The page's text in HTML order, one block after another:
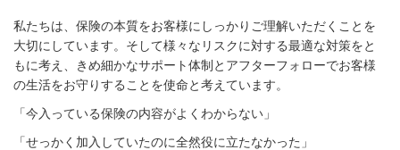
私たちは、保険の本質をお客様にしっかりご理解いただくことを
大切に しています。そして様々なリスクに対する最適な対策をと
もに考え、
きめ細かなサポート体制とアフターフォローでお客様
の生活をお守りする ことを使命と考えています。
「今入っている保険の内容がよくわからない」
「せっかく加入していたのに全然役に立たなかった」